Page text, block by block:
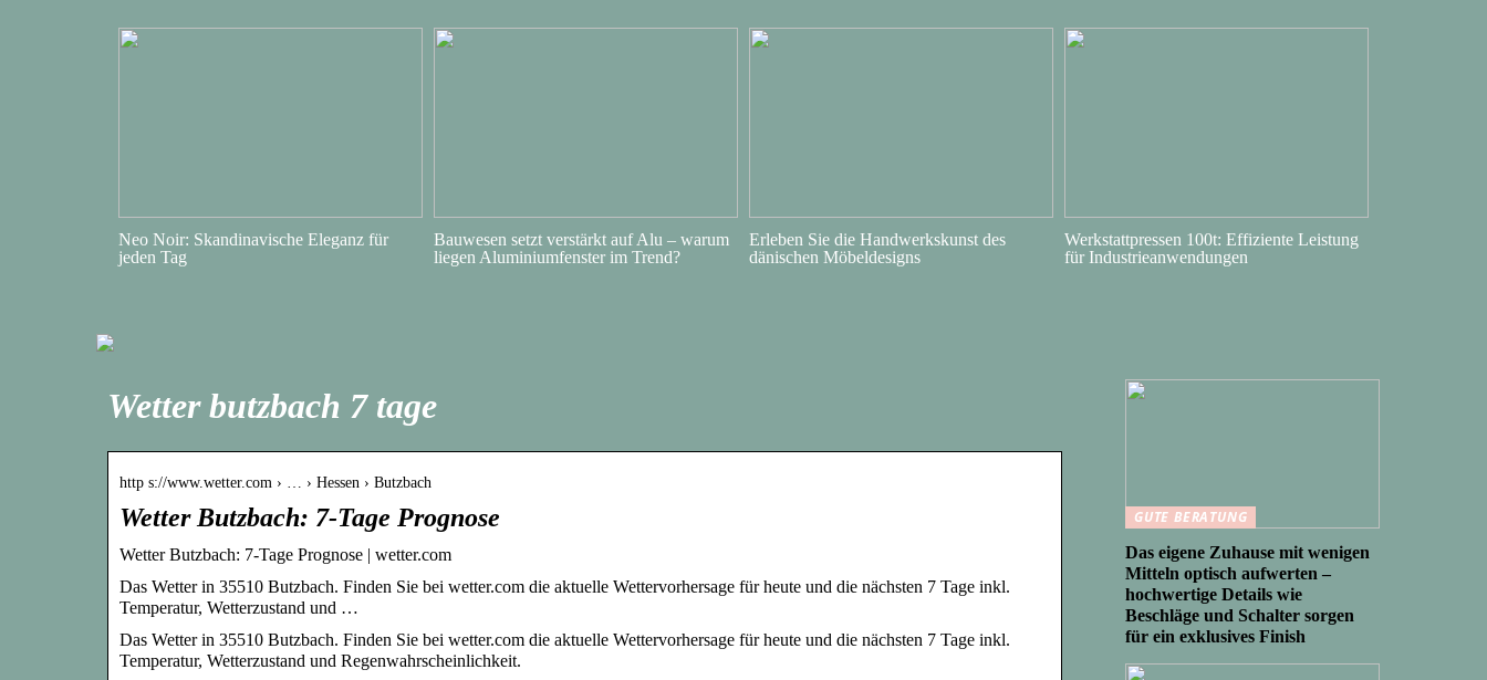
Neo Noir: Skandinavische Eleganz für
jeden Tag
Bauwesen setzt verstärkt auf Alu – warum
liegen Aluminiumfenster im Trend?
Erleben Sie die Handwerkskunst des
dänischen Möbeldesigns
Werkstattpressen 100t: Effiziente Leistung
für Industrieanwendungen
Wetter butzbach 7 tage
http s://www.wetter.com › … › Hessen › Butzbach
Wetter Butzbach: 7-Tage Prognose
Wetter Butzbach: 7-Tage Prognose | wetter.com
Das Wetter in 35510 Butzbach. Finden Sie bei wetter.com die aktuelle Wettervorhersage für heute und die nächsten 7 Tage inkl.
Temperatur, Wetterzustand und …
Das Wetter in 35510 Butzbach. Finden Sie bei wetter.com die aktuelle Wettervorhersage für heute und die nächsten 7 Tage inkl.
Temperatur, Wetterzustand und Regenwahrscheinlichkeit.
GUTE BERATUNG
Das eigene Zuhause mit wenigen
Mitteln optisch aufwerten –
hochwertige Details wie
Beschläge und Schalter sorgen
für ein exklusives Finish